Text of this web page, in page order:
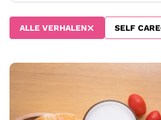
ALLE VERHALEN SELF CARE